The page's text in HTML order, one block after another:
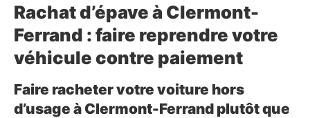
Rachat d’épave à Clermont-
Ferrand : faire reprendre votre
véhicule contre paiement
Faire racheter votre voiture hors
d’usage à Clermont-Ferrand plutôt que